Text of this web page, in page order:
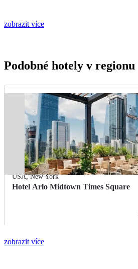
zobrazit více
Podobné hotely v regionu
USA,New York
Hotel Arlo Midtown Times Square
zobrazit více